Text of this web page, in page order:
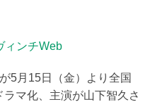
ィンチWeb
5月15日（金）より全国
マ化、主演が山下智久さ